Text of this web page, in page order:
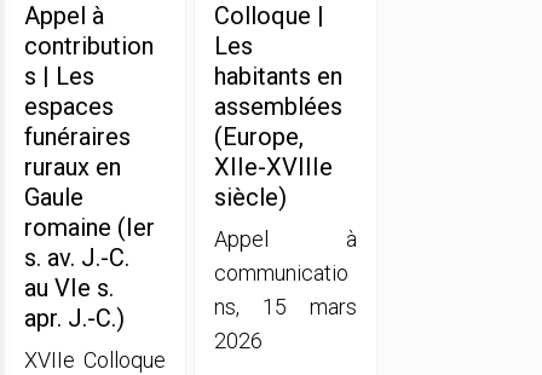
Appel à
contribution
s | Les
espaces
funéraires
ruraux en
Gaule
romaine (Ier
s. av. J.-C.
au VIe s.
apr. J.-C.)
XVIIe Colloque
Colloque |
Les
habitants en
assemblées
(Europe,
XIIe-XVIIIe
siècle)
Appel à
communicatio
ns, 15 mars
2026